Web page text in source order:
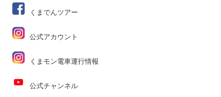
くまでんツアー
公式アカウント
くまモン電車運行情報
公式チャンネル